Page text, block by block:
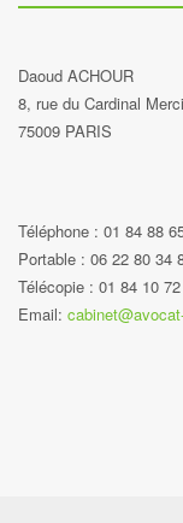
Daoud ACHOUR
8, rue du Cardinal
75009 PARIS
Téléphone : 01 84 88
Portable : 06 22 80 34
Télécopie : 01 84 10
Email: